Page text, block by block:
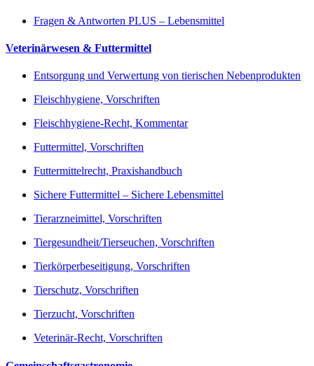
Fragen & Antworten PLUS – Lebensmittel
Veterinärwesen & Futtermittel
Entsorgung und Verwertung von tierischen Nebenprodukten
Fleischhygiene, Vorschriften
Fleischhygiene-Recht, Kommentar
Futtermittel, Vorschriften
Futtermittelrecht, Praxishandbuch
Sichere Futtermittel – Sichere Lebensmittel
Tierarzneimittel, Vorschriften
Tiergesundheit/Tierseuchen, Vorschriften
Tierkörperbeseitigung, Vorschriften
Tierschutz, Vorschriften
Tierzucht, Vorschriften
Veterinär-Recht, Vorschriften